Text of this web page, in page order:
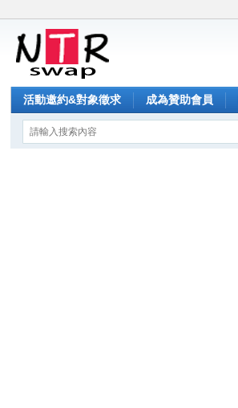
活動邀約&對象徵求 成為贊助會員